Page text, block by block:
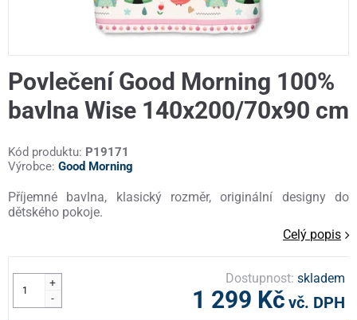
Povlečení Good Morning 100%
bavlna Wise 140x200/70x90 cm
Kód produktu: P19171
Výrobce: Good Morning
Příjemné bavlna, klasický rozměr, originální designy do
dětského pokoje.
Celý popis
+
-
Dostupnost:skladem
1 299 Kč vč. DPH